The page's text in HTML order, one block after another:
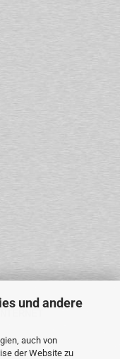
und andere
auch von
der Website zu